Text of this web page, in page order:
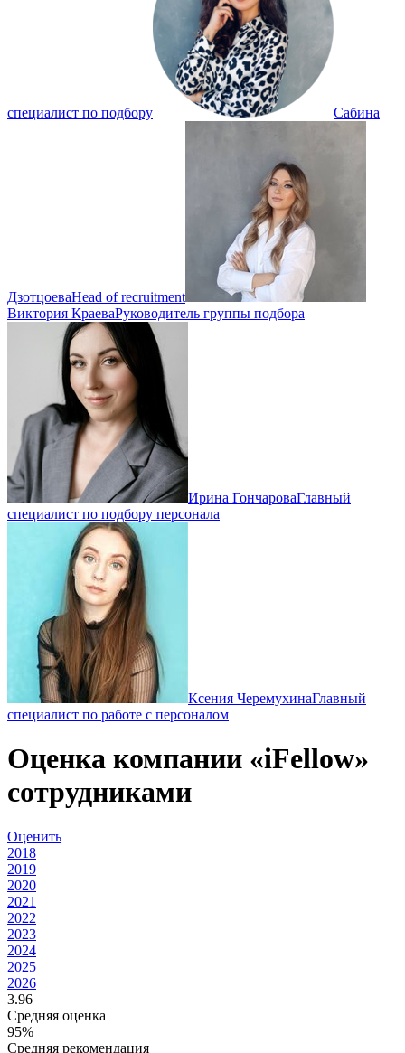
специалист по подбору Сабина
ДзотцоеваHead of recruitment
Виктория КраеваРуководитель группы подбора
Ирина ГончароваГлавный
специалист по подбору персонала
Ксения ЧеремухинаГлавный
специалист по работе с персоналом
Оценка компании «iFellow»
сотрудниками
Оценить
2018
2019
2020
2021
2022
2023
2024
2025
2026
3.96
Средняя оценка
95%
Средняя рекомендация